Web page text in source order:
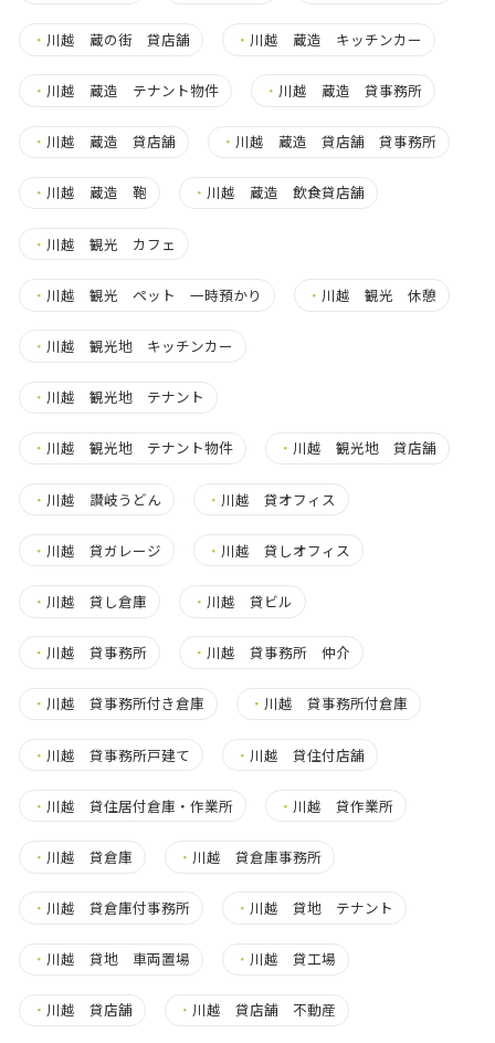
・ 川越 蔵の街 貸店舗 ・ 川越 蔵造 キッチンカー
・ 川越 蔵造 テナント物件 ・ 川越 蔵造 貸事務所
・ 川越 蔵造 貸店舗 ・ 川越 蔵造 貸店舗 貸事務所
・ 川越 蔵造 鞄 ・ 川越 蔵造 飲食貸店舗
・ 川越 観光 カフェ
・ 川越 観光 ペット 一時預かり ・ 川越 観光 休憩
・ 川越 観光地 キッチンカー
・ 川越 観光地 テナント
・ 川越 観光地 テナント物件 ・ 川越 観光地 貸店舗
・ 川越 讃岐うどん ・ 川越 貸オフィス
・ 川越 貸ガレージ ・ 川越 貸しオフィス
・ 川越 貸し倉庫 ・ 川越 貸ビル
・ 川越 貸事務所 ・ 川越 貸事務所 仲介
・ 川越 貸事務所付き倉庫 ・ 川越 貸事務所付倉庫
・ 川越 貸事務所戸建て ・ 川越 貸住付店舗
・ 川越 貸住居付倉庫・作業所 ・ 川越 貸作業所
・ 川越 貸倉庫 ・ 川越 貸倉庫事務所
・ 川越 貸倉庫付事務所 ・ 川越 貸地 テナント
・ 川越 貸地 車両置場 ・ 川越 貸工場
・ 川越 貸店舗 ・ 川越 貸店舗 不動産